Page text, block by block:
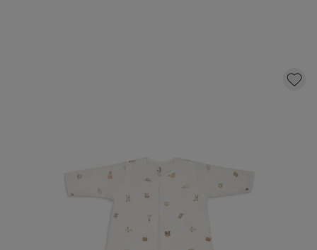
AJOUTER AU PANIER